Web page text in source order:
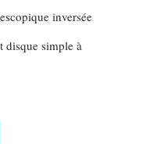
inversée
disque simple à